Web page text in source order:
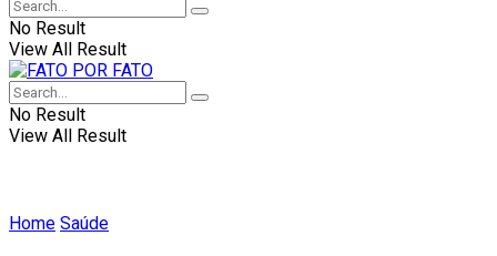
No Result
View All Result
No Result
View All Result
Home Saúde